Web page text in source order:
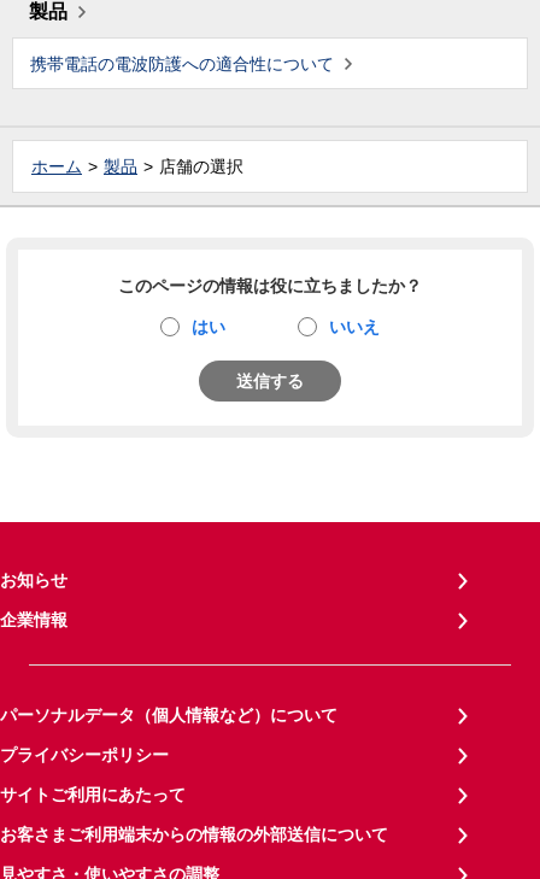
製品
携帯電話の電波防護への適合性について
ホーム 製品 店舗の選択
このページの情報は役に立ちましたか？
はい いいえ
送信する
お知らせ
企業情報
パーソナルデータ（個人情報など）について
プライバシーポリシー
サイトご利用にあたって
お客さまご利用端末からの情報の外部送信について
見やすさ・使いやすさの調整